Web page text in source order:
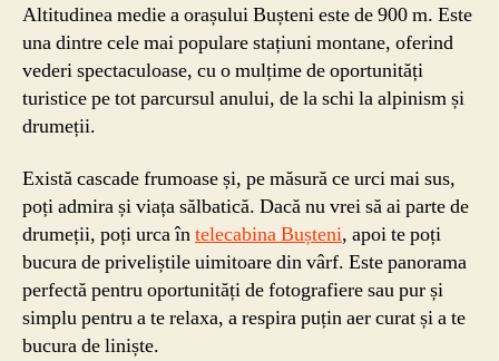
Altitudinea medie a orașului Bușteni este de 900 m. Este
una dintre cele mai populare stațiuni montane, oferind
vederi spectaculoase, cu o mulțime de oportunități
turistice pe tot parcursul anului, de la schi la alpinism și
drumeții.
Există cascade frumoase și, pe măsură ce urci mai sus,
poți admira și viața sălbatică. Dacă nu vrei să ai parte de
drumeții, poți urca întelecabina Bușteni, apoi te poți
bucura de priveliștile uimitoare din vârf. Este panorama
perfectă pentru oportunități de fotografiere sau pur și
simplu pentru a te relaxa, a respira puțin aer curat și a te
bucura de liniște.